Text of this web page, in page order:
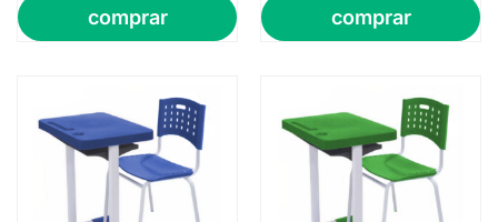
comprar comprar